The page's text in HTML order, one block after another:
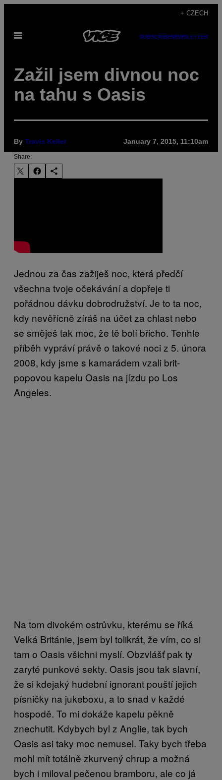
content
+ CZECH
Open
SUBSCRIBENEWSLETTER
Zažil jsem divnou noc
na tahu s Oasis
By Travis Keller January 7, 2015, 11:10am
Share:
Jednou za čas zažiješ noc, která předčí
všechna tvoje očekávání a dopřeje ti
pořádnou dávku dobrodružství. Je to ta noc,
kdy nevěřícně zíráš na účet za chlast nebo
se směješ tak moc, že tě bolí břicho. Tenhle
příběh vypráví právě o takové noci z 5. února
2008, kdy jsme s kamarádem vzali brit-
popovou kapelu Oasis na jízdu po Los
Angeles.
Na tom divokém ostrůvku, kterému se říká
Velká Británie, jsem byl tolikrát, že vím, co si
tam o Oasis všichni myslí. Obzvlášť pak ty
zaryté punkové sekty. Oasis jsou tak slavní,
že si kdejaký hudební ignorant pouští jejich
písničky na jukeboxu, a to snad v každé
hospodě. To mi dokáže kapelu pěkně
znechutit. Kdybych byl z Anglie, tak bych
Oasis asi taky moc nemusel. Taky bych třeba
mohl mít totálně zkurvený chrup a možná
bych i miloval pečenou bramboru, ale co já